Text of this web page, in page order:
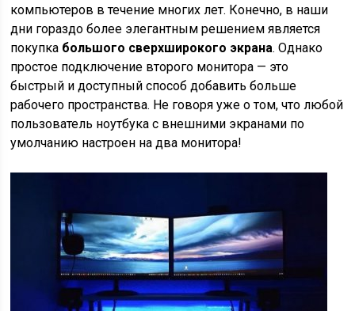
компьютеров в течение многих лет. Конечно, в наши
дни гораздо более элегантным решением является
покупка большого сверхширокого экрана. Однако
простое подключение второго монитора — это
быстрый и доступный способ добавить больше
рабочего пространства. Не говоря уже о том, что любой
пользователь ноутбука с внешними экранами по
умолчанию настроен на два монитора!